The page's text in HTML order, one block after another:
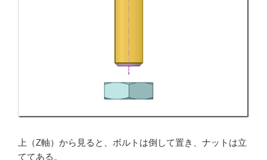
上（Z軸）から見ると、ボルトは倒して置き、ナットは立
ててある。